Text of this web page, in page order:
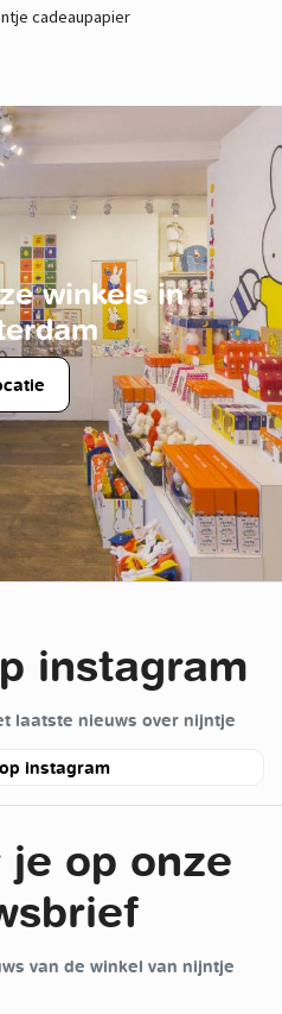
cadeaupapier
winkels in
instagram
laatste nieuws over nijntje
instagram
op onze
van de winkel van nijntje